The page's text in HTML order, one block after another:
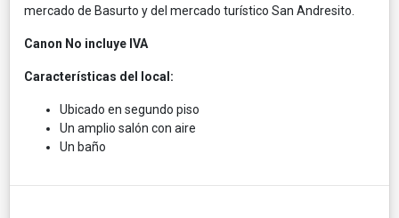
mercado de Basurto y del mercado turístico San Andresito.
Canon No incluye IVA
Características del local:
Ubicado en segundo piso
Un amplio salón con aire
Un baño